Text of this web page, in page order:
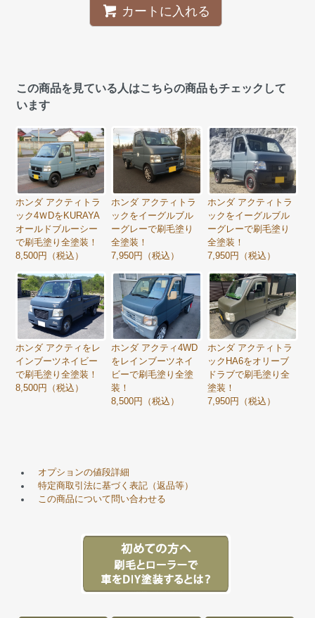
カートに入れる
この商品を見ている人はこちらの商品もチェックして
います
ホンダ アクティトラ
ック4ＷDをKURAYA
オールドブルーシー
で刷毛塗り全塗装！
8,500円（税込）
ホンダ アクティトラ
ックをイーグルブル
ーグレーで刷毛塗り
全塗装！
7,950円（税込）
ホンダ アクティトラ
ックをイーグルブル
ーグレーで刷毛塗り
全塗装！
7,950円（税込）
ホンダ アクティをレ
インブーツネイビー
で刷毛塗り全塗装！
8,500円（税込）
ホンダ アクティ4WD
をレインブーツネイ
ビーで刷毛塗り全塗
装！
8,500円（税込）
ホンダ アクティトラ
ックHA6をオリーブ
ドラブで刷毛塗り全
塗装！
7,950円（税込）
オプションの値段詳細
特定商取引法に基づく表記（返品等）
この商品について問い合わせる